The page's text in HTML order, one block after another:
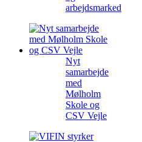
arbejdsmarked
Nyt
samarbejde
med
Mølholm
Skole og
CSV Vejle